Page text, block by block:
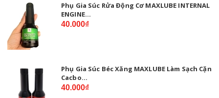
Phụ Gia Súc Rửa Động Cơ MAXLUBE INTERNAL
ENGINE...
40.000₫
Phụ Gia Súc Béc Xăng MAXLUBE Làm Sạch Cặn
Cacbo...
40.000₫